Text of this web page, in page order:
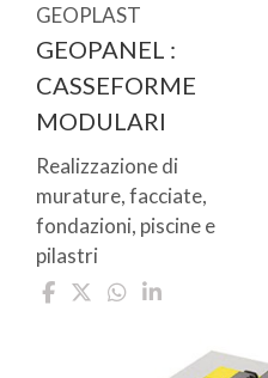
GEOPLAST
GEOPANEL :
CASSEFORME
MODULARI
Realizzazione di
murature, facciate,
fondazioni, piscine e
pilastri